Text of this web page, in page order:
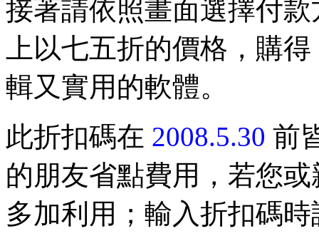
接著請依照畫面選擇付
上以七五折的價格，購
輯又實用的軟體。
此折扣碼在 2008.5.30 前
的朋友省點費用，若您
多加利用；輸入折扣碼